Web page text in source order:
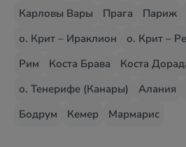
Карловы Вары
Прага Париж
о. Крит – Ираклион
о. Крит –
Рим
Коста Брава Коста
о. Тенерифе (Канары)
Алания
Бодрум
Кемер Мармарис